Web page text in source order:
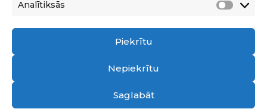
Analītiksās
Piekrītu
Nepiekrītu
Saglabāt